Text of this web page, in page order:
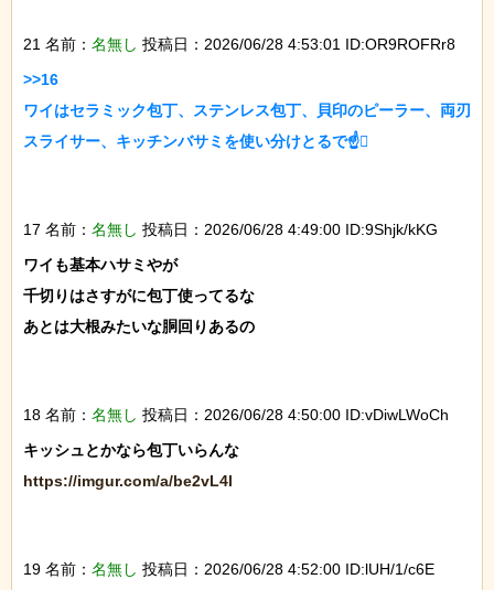
21 名前： 名無し 投稿日：2026/06/28 4:53:01 ID:OR9ROFRr8
>>16
ワイはセラミック包丁、ステンレス包丁、貝印のピーラー、両刃
スライサー、キッチンバサミを使い分けとるで☝
17 名前： 名無し 投稿日：2026/06/28 4:49:00 ID:9Shjk/kKG
ワイも基本ハサミやが
千切りはさすがに包丁使ってるな
あとは大根みたいな胴回りあるの
18 名前： 名無し 投稿日：2026/06/28 4:50:00 ID:vDiwLWoCh
https://imgur.com/a/be2vL4l
19 名前： 名無し 投稿日：2026/06/28 4:52:00 ID:lUH/1/c6E